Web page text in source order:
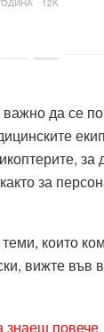
да се
за
за
които
вижте във